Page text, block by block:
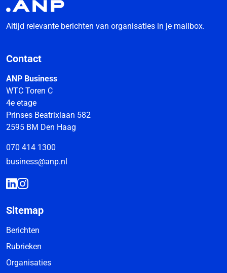
Altijd relevante berichten van organisaties in je mailbox.
Contact
ANP Business
WTC Toren C
4e etage
Prinses Beatrixlaan 582
2595 BM Den Haag
070 414 1300
business@anp.nl
Sitemap
Berichten
Rubrieken
Organisaties